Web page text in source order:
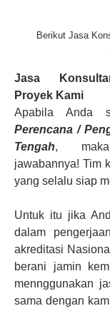
Berikut Jasa
Jasa
Proyek Kami
Apabila Anda
Perencana /
Tengah,
jawabannya! Tim
yang selalu siap
Untuk itu jika
dalam
akreditasi
berani jamin
mennggunakan
sama dengan